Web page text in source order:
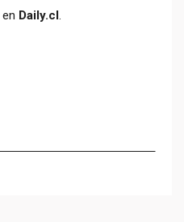
Daily.cl.